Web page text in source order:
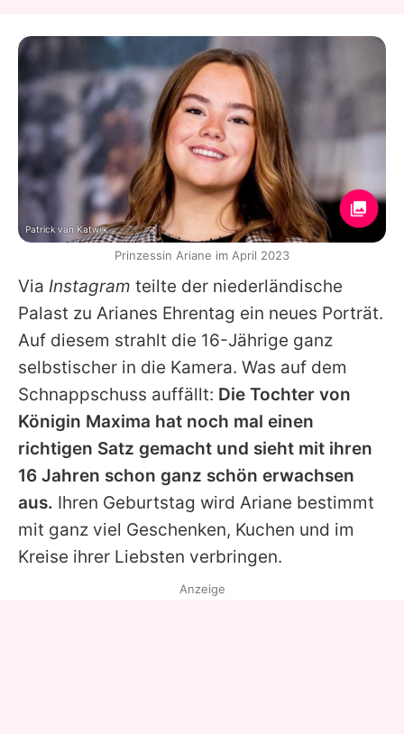
Via Instagram teilte der niederländische
Palast zu Arianes Ehrentag ein neues Porträt.
Auf diesem strahlt die 16-Jährige ganz
selbstischer in die Kamera. Was auf dem
Schnappschuss auffällt: Die Tochter von
Königin Maxima hat noch mal einen
richtigen Satz gemacht und sieht mit ihren
16 Jahren schon ganz schön erwachsen
aus. Ihren Geburtstag wird Ariane bestimmt
mit ganz viel Geschenken, Kuchen und im
Kreise ihrer Liebsten verbringen.
Patrick van Katwijk
Prinzessin Ariane im April 2023
Anzeige